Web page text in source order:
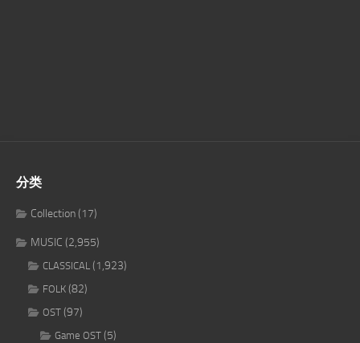
分类
Collection(17)
MUSIC (2,955)
CLASSICAL (1,923)
FOLK (82)
OST (97)
Game OST (5)